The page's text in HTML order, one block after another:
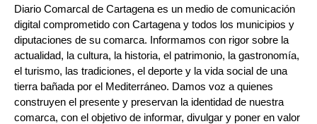
Diario Comarcal de Cartagena es un medio de comunicación
digital comprometido con Cartagena y todos los municipios y
diputaciones de su comarca. Informamos con rigor sobre la
actualidad, la cultura, la historia, el patrimonio, la gastronomía,
el turismo, las tradiciones, el deporte y la vida social de una
tierra bañada por el Mediterráneo. Damos voz a quienes
construyen el presente y preservan la identidad de nuestra
comarca, con el objetivo de informar, divulgar y poner en valor